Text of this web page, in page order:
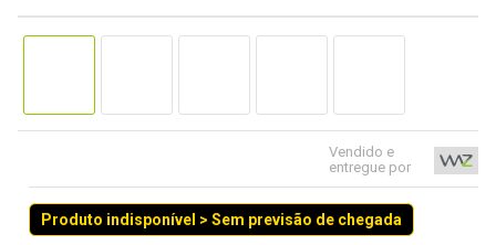
Vendido e
entregue por
Produto indisponível > Sem previsão de chegada
3º
ssd
5º
openbox
7º
jonsbo
8º
controle